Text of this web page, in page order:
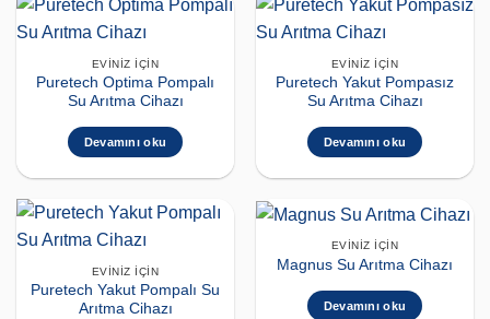
EVINIZ İÇIN
Puretech Optima Pompalı
Su Arıtma Cihazı
Devamını oku
EVINIZ İÇIN
Puretech Yakut Pompasız
Su Arıtma Cihazı
Devamını oku
EVINIZ İÇIN
Puretech Yakut Pompalı Su
Arıtma Cihazı
EVINIZ İÇIN
Magnus Su Arıtma Cihazı
Devamını oku